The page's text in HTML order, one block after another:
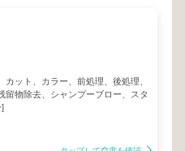
カット、カラー、前処理、後処理、
留物除去、シャンプーブロー、スタ
]